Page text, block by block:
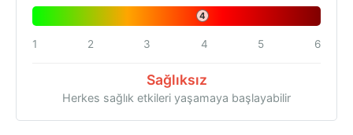
4
1 2 3 4 5 6
Sağlıksız
Herkes sağlık etkileri yaşamaya başlayabilir